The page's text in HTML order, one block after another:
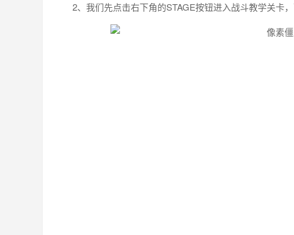
2、我们先点击右下角的STAGE按钮进入战斗教学关卡